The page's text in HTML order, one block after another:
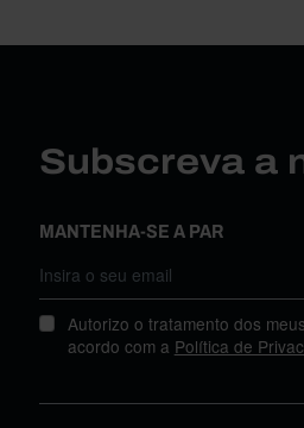
Subscreva a
MANTENHA-SE A PAR
Autorizo o tratamento dos
acordo com a Política de